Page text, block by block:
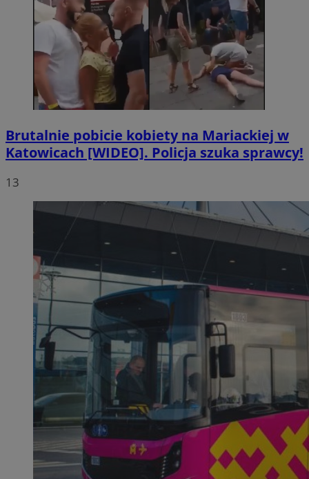
Brutalnie pobicie kobiety na Mariackiej w
Katowicach [WIDEO]. Policja szuka sprawcy!
13